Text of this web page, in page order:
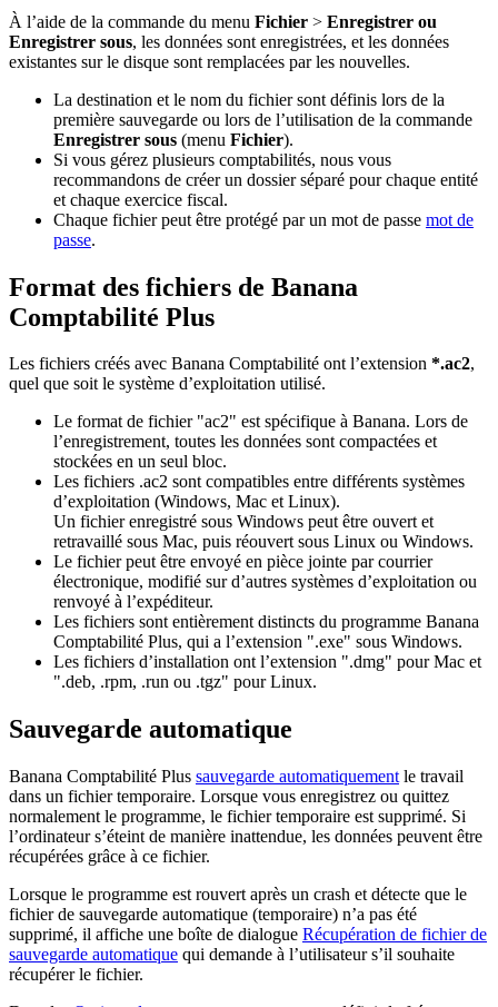
À l’aide de la commande du menu Fichier > Enregistrer ou
Enregistrer sous, les données sont enregistrées, et les données
existantes sur le disque sont remplacées par les nouvelles.
La destination et le nom du fichier sont définis lors de la
première sauvegarde ou lors de l’utilisation de la commande
Enregistrer sous (menu Fichier).
Si vous gérez plusieurs comptabilités, nous vous
recommandons de créer un dossier séparé pour chaque entité
et chaque exercice fiscal.
Chaque fichier peut être protégé par un mot de passe mot de
passe.
Format des fichiers de Banana
Comptabilité Plus
Les fichiers créés avec Banana Comptabilité ont l’extension *.ac2,
quel que soit le système d’exploitation utilisé.
Le format de fichier "ac2" est spécifique à Banana. Lors de
l’enregistrement, toutes les données sont compactées et
stockées en un seul bloc.
Les fichiers .ac2 sont compatibles entre différents systèmes
d’exploitation (Windows, Mac et Linux).
Un fichier enregistré sous Windows peut être ouvert et
retravaillé sous Mac, puis réouvert sous Linux ou Windows.
Le fichier peut être envoyé en pièce jointe par courrier
électronique, modifié sur d’autres systèmes d’exploitation ou
renvoyé à l’expéditeur.
Les fichiers sont entièrement distincts du programme Banana
Comptabilité Plus, qui a l’extension ".exe" sous Windows.
Les fichiers d’installation ont l’extension ".dmg" pour Mac et
".deb, .rpm, .run ou .tgz" pour Linux.
Sauvegarde automatique
Banana Comptabilité Plus sauvegarde automatiquement le travail
dans un fichier temporaire. Lorsque vous enregistrez ou quittez
normalement le programme, le fichier temporaire est supprimé. Si
l’ordinateur s’éteint de manière inattendue, les données peuvent être
récupérées grâce à ce fichier.
Lorsque le programme est rouvert après un crash et détecte que le
fichier de sauvegarde automatique (temporaire) n’a pas été
supprimé, il affiche une boîte de dialogue Récupération de fichier de
sauvegarde automatique qui demande à l’utilisateur s’il souhaite
récupérer le fichier.